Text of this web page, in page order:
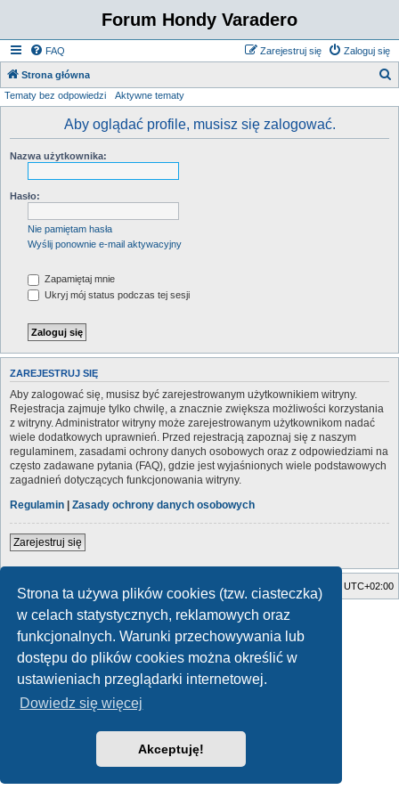
Strona ta używa plików cookies (tzw. ciasteczka)
w celach statystycznych, reklamowych oraz
funkcjonalnych. Warunki przechowywania lub
dostępu do plików cookies można określić w
ustawieniach przeglądarki internetowej.
Dowiedz się więcej
Akceptuję!
Forum Hondy Varadero
FAQ Zaloguj się
Zarejestruj się
Strona główna
Tematy bez odpowiedzi Aktywne tematy
Aby oglądać profile, musisz się zalogować.
Nazwa użytkownika:
Hasło:
Nie pamiętam hasła
Wyślij ponownie e-mail aktywacyjny
Zapamiętaj mnie
Ukryj mój status podczas tej sesji
ZAREJESTRUJ SIĘ
Aby zalogować się, musisz być zarejestrowanym użytkownikiem witryny.
Rejestracja zajmuje tylko chwilę, a znacznie zwiększa możliwości korzystania
z witryny. Administrator witryny może zarejestrowanym użytkownikom nadać
wiele dodatkowych uprawnień. Przed rejestracją zapoznaj się z naszym
regulaminem, zasadami ochrony danych osobowych oraz z odpowiedziami na
często zadawane pytania (FAQ), gdzie jest wyjaśnionych wiele podstawowych
zagadnień dotyczących funkcjonowania witryny.
Regulamin | Zasady ochrony danych osobowych
Zarejestruj się
Strona główna Strefa czasowa UTC+02:00
Usuń ciasteczka witryny
Style developed by Zuma Portal, Turaiel,
Technologię dostarcza
® Forum Software © phpBB Limited
Polski pakiet językowy dostarczaphpBB.pl
Zasady ochrony danych osobowych|Regulamin